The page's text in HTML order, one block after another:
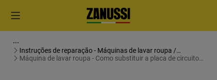
Instruções de reparação - Máquinas de lavar roupa /
Máquinas de lavar e secar roupa
Máquina de lavar roupa - Como substituir a placa de circuito